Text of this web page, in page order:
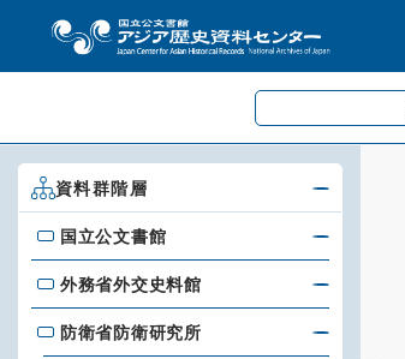
資料群階層
国立公文書館
国立公文書館
外務省外交史料館
外務省外交史料館
防衛省防衛研究所
防衛省防衛研究所